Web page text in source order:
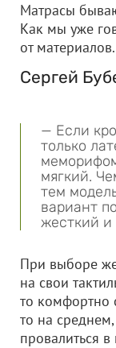
Матрасы
Как мы уже
от материалов.
Сергей
— Если
только
мягкий.
тем
вариант
жесткий и
При выборе
на свои
то комфортно
то на
провалиться